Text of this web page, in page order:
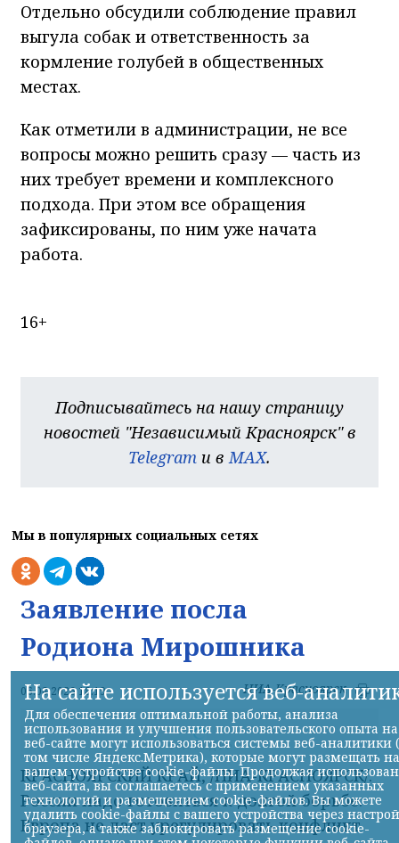
Отдельно обсудили соблюдение правил
выгула собак и ответственность за
кормление голубей в общественных
местах.
Как отметили в администрации, не все
вопросы можно решить сразу — часть из
них требует времени и комплексного
подхода. При этом все обращения
зафиксированы, по ним уже начата
работа.
16+
Подписывайтесь на нашу страницу
новостей "Независимый Красноярск" в
Telegram и вMAX.
Мы в популярных социальных сетях
Заявление посла
Родиона Мирошника
06.08.2026 18:19 НИА-Красноярск
Фото МИД РФ
КРАСНОЯРСКИЙ КРАЙ, /НИА-КРАСНОЯРСК/.
России надо готовиться к долгой борьбе:
Европа не даст урегулировать конфликт
На сайте используется веб-
Для обеспечения оптимальной работы, анализа
использования и улучшения пользовательского опыта на
веб-сайте могут использоваться системы веб-аналитики
том числе Яндекс.Метрика), которые могут размещать на
вашем устройстве cookie-файлы. Продолжая
веб-сайта, вы соглашаетесь с применением указанных
технологий и размещением cookie-файлов. Вы можете
удалить cookie-файлы с вашего устройства через
браузера, а также заблокировать размещение cookie-